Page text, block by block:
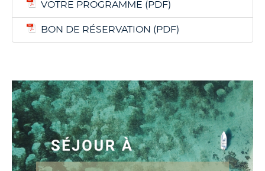
VOTRE PROGRAMME
BON DE RÉSERVATION